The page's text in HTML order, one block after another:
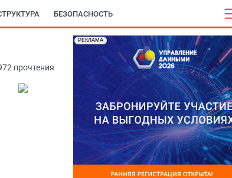
БЕЗОПАСНОСТЬ
прочтения
РЕКЛАМА